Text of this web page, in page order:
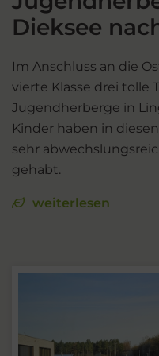
Dieksee
Im Anschluss an die
vierte Klasse drei tolle
Jugendherberge in
Kinder haben in
sehr
gehabt.
weiterlesen